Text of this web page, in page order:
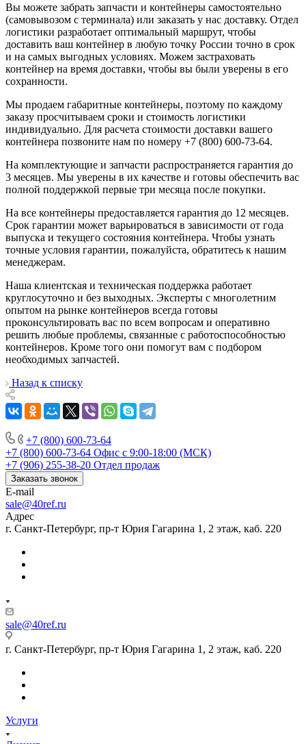
Вы можете забрать запчасти и контейнеры самостоятельно
(самовывозом с терминала) или заказать у нас доставку. Отдел
логистики разработает оптимальный маршрут, чтобы
доставить ваш контейнер в любую точку России точно в срок
и на самых выгодных условиях. Можем застраховать
контейнер на время доставки, чтобы вы были уверены в его
сохранности.
Мы продаем габаритные контейнеры, поэтому по каждому
заказу просчитываем сроки и стоимость логистики
индивидуально. Для расчета стоимости доставки вашего
контейнера позвоните нам по номеру +7 (800) 600-73-64.
На комплектующие и запчасти распространяется гарантия до
3 месяцев. Мы уверены в их качестве и готовы обеспечить вас
полной поддержкой первые три месяца после покупки.
На все контейнеры предоставляется гарантия до 12 месяцев.
Срок гарантии может варьироваться в зависимости от года
выпуска и текущего состояния контейнера. Чтобы узнать
точные условия гарантии, пожалуйста, обратитесь к нашим
менеджерам.
Наша клиентская и техническая поддержка работает
круглосуточно и без выходных. Эксперты с многолетним
опытом на рынке контейнеров всегда готовы
проконсультировать вас по всем вопросам и оперативно
решить любые проблемы, связанные с работоспособностью
контейнеров. Кроме того они помогут вам с подбором
необходимых запчастей.
Назад к списку
+7 (800) 600-73-64
+7 (800) 600-73-64 Офис с 9:00-18:00 (МСК)
+7 (906) 255-38-20 Отдел продаж
Заказать звонок
E-mail
sale@40ref.ru
Адрес
г. Санкт-Петербург, пр-т Юрия Гагарина 1, 2 этаж, каб. 220
sale@40ref.ru
г. Санкт-Петербург, пр-т Юрия Гагарина 1, 2 этаж, каб. 220
Услуги